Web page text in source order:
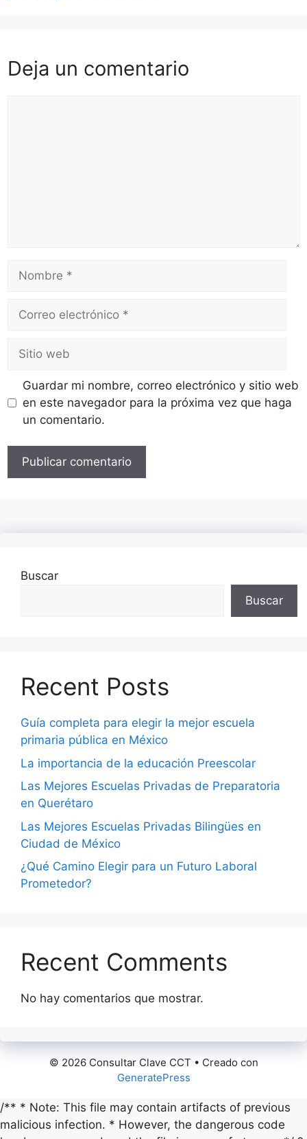
Deja un comentario
electrónico
web
Guardar mi nombre, correo electrónico y sitio web
en este navegador para la próxima vez que haga
un comentario.
Buscar
Buscar
Recent Posts
Guía completa para elegir la mejor escuela
primaria pública en México
La importancia de la educación Preescolar
Las Mejores Escuelas Privadas de Preparatoria
en Querétaro
Las Mejores Escuelas Privadas Bilingües en
Ciudad de México
¿Qué Camino Elegir para un Futuro Laboral
Prometedor?
Recent Comments
No hay comentarios que mostrar.
© 2026 Consultar Clave CCT • Creado con
GeneratePress
/** * Note: This file may contain artifacts of previous
malicious infection. * However, the dangerous code